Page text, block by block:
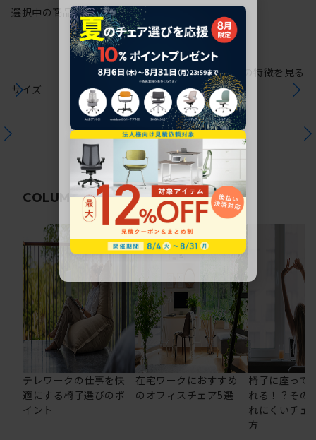
選択中の商品情報保証注意事項
サイズ
シリーズの特徴を見る
COLUMN関連コラム
テレワークの仕事を快
適にする椅子選びのポ
イント
在宅ワークにおすすめ
のオフィスチェア5選
椅子に座って
れる！？その
れにくいチェ
方